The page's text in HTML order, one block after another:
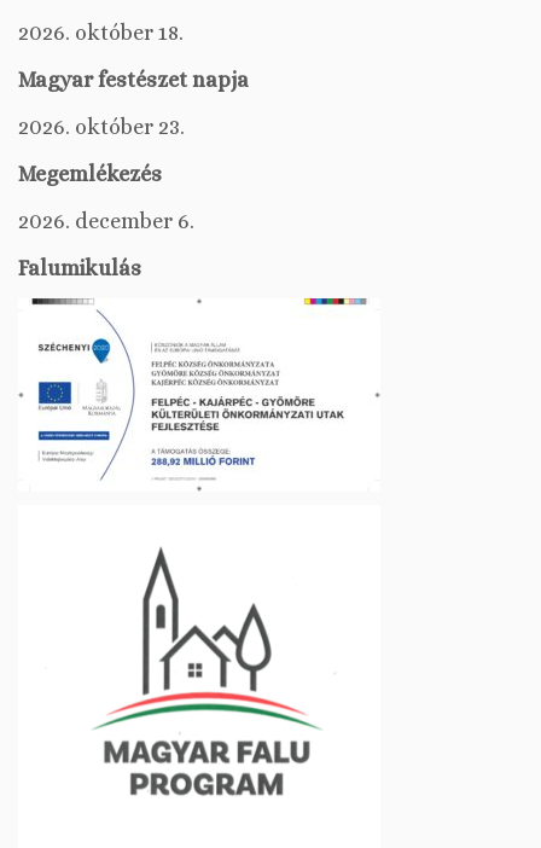
2026. október 18.
Magyar festészet napja
2026. október 23.
Megemlékezés
2026. december 6.
Falumikulás